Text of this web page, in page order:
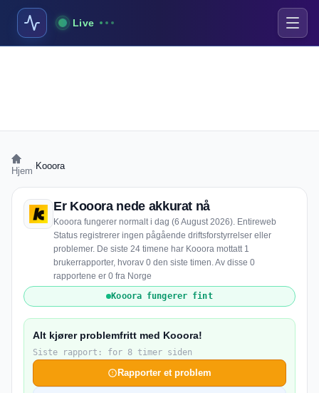
Live
Hjem Kooora
Er Kooora nede akkurat nå
Kooora fungerer normalt i dag (6 August 2026). Entireweb
Status registrerer ingen pågående driftsforstyrrelser eller
problemer. De siste 24 timene har Kooora mottatt 1
brukerrapporter, hvorav 0 den siste timen. Av disse 0
rapportene er 0 fra Norge
Kooora fungerer fint
Alt kjører problemfritt med Kooora!
Siste rapport: for 8 timer siden
Rapporter et problem